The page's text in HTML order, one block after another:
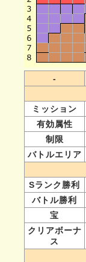
-
ミッション
有効属性
制限
バトルエリア
Sランク勝利
バトル勝利
宝
クリアボーナ
ス